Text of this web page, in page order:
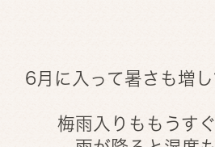
6月に入って暑さも増し
梅雨入りももうす